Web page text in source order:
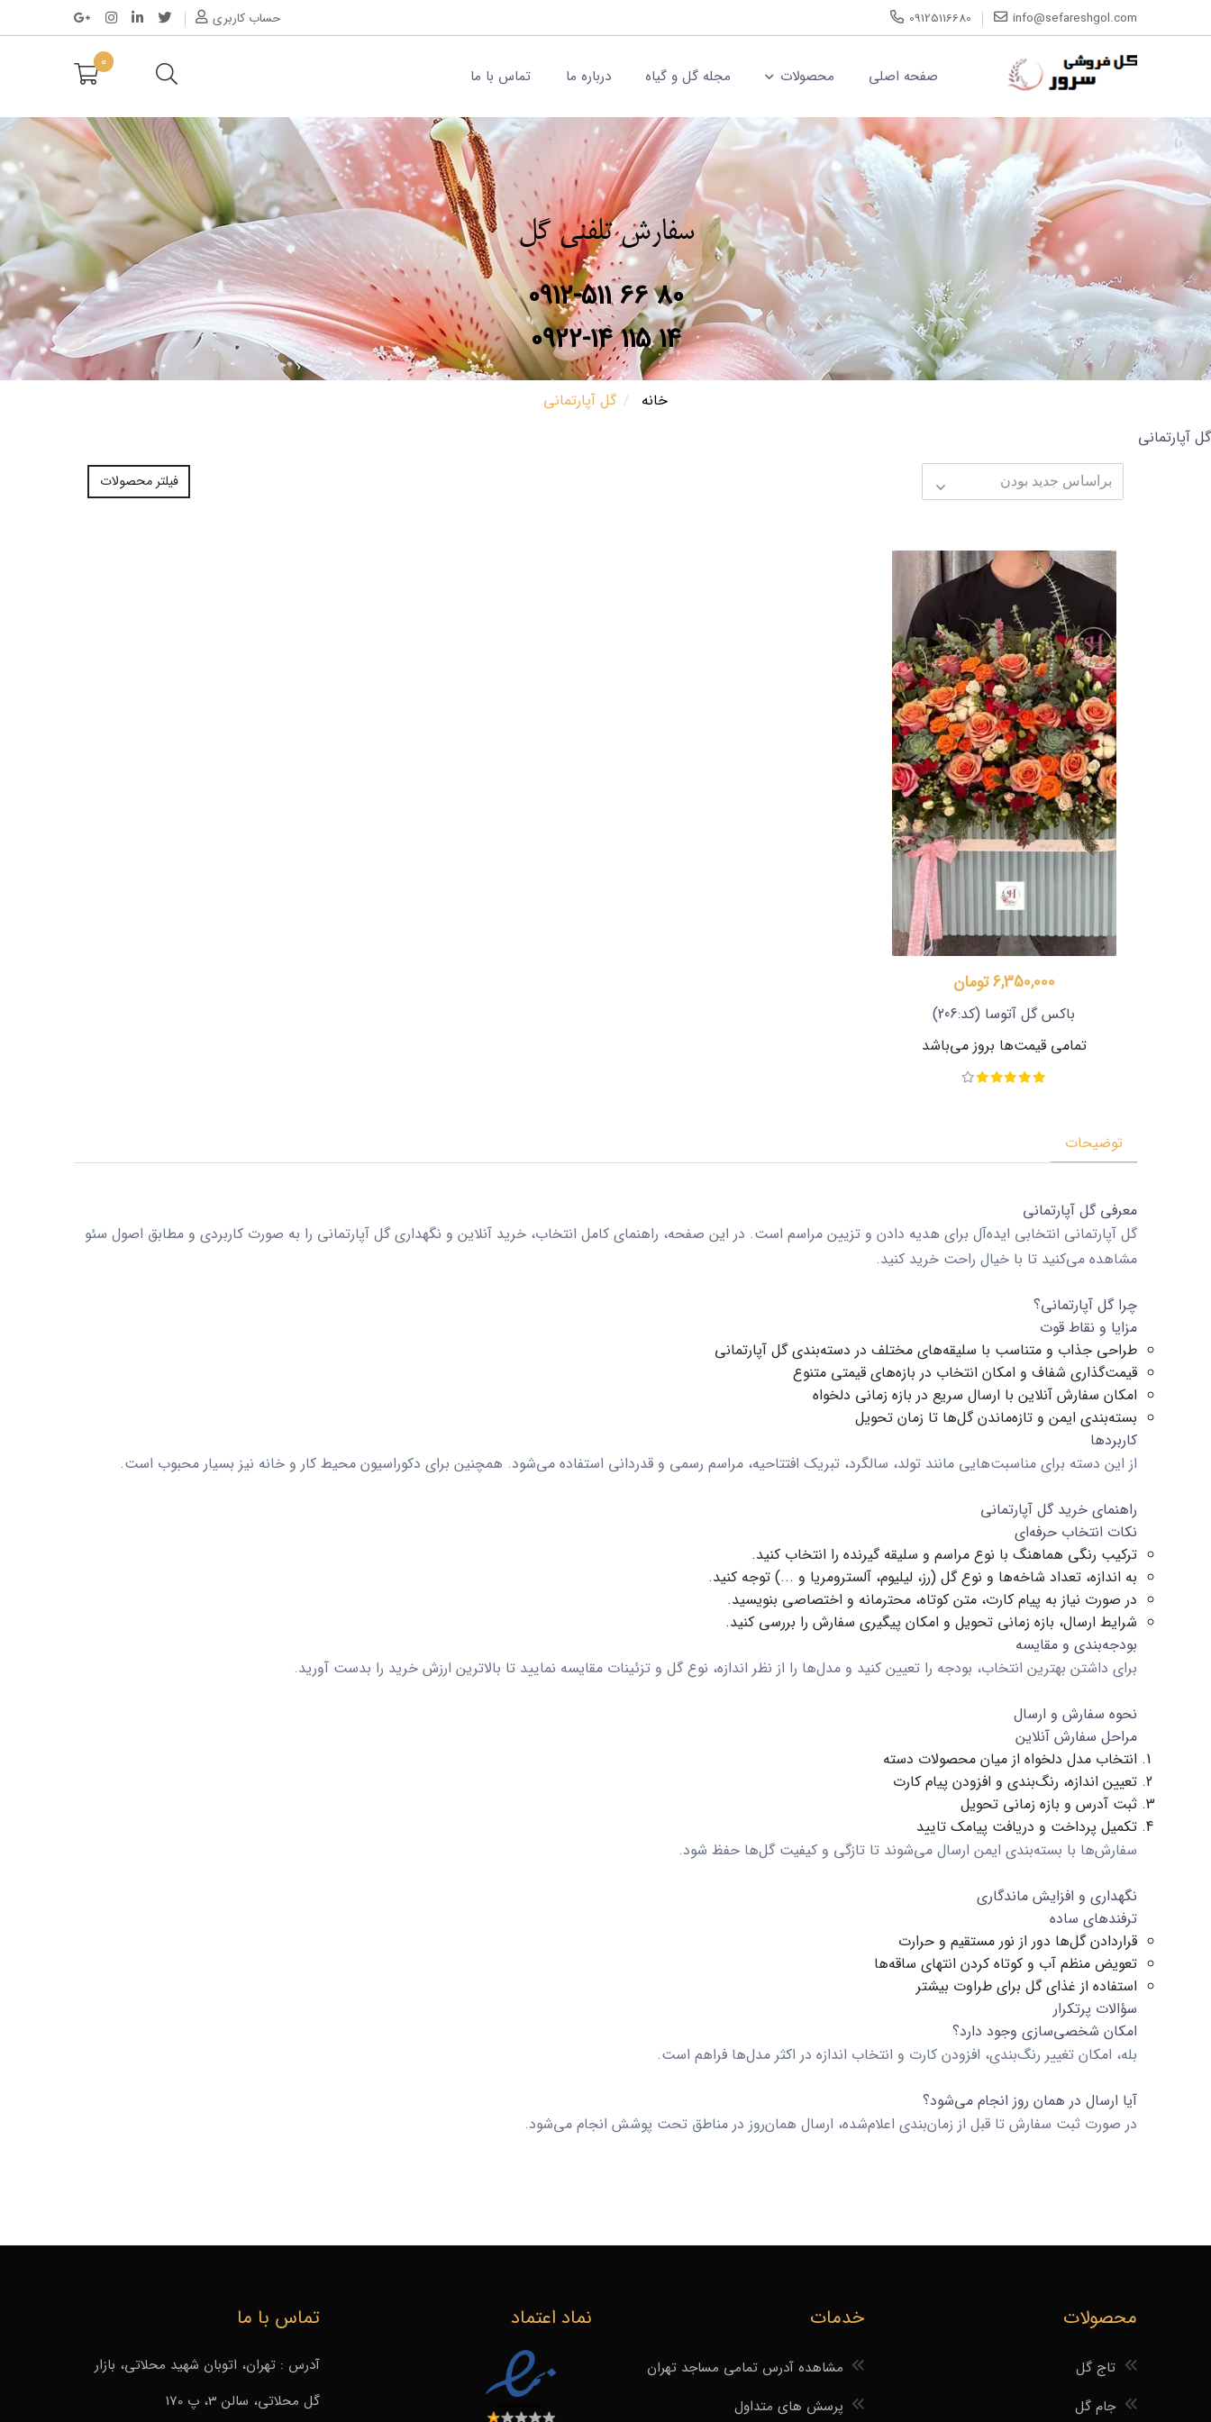
info@sefareshgol.com
09125116680 حساب کاربری
صفحه اصلی محصولات مجله گل و گیاه درباره ما تماس با ما
0
سفارش تلفنی گل
0912-511 66 80
0922-14 115 14
خانه
گل آپارتمانی
گل آپارتمانی
فیلتر محصولات
6,350,000 تومان
باکس گل آتوسا (کد:206)
تمامی قیمت‌ها بروز می‌باشد
توضیحات
معرفی گل آپارتمانی
گل آپارتمانی انتخابی ایده‌آل برای هدیه دادن و تزیین مراسم است. در این صفحه، راهنمای کامل انتخاب، خرید آنلاین و نگهداری گل آپارتمانی را به صورت کاربردی و مطابق اصول سئو
مشاهده می‌کنید تا با خیال راحت خرید کنید.
چرا گل آپارتمانی؟
مزایا و نقاط قوت
طراحی جذاب و متناسب با سلیقه‌های مختلف در دسته‌بندی گل آپارتمانی
قیمت‌گذاری شفاف و امکان انتخاب در بازه‌های قیمتی متنوع
امکان سفارش آنلاین با ارسال سریع در بازه زمانی دلخواه
بسته‌بندی ایمن و تازه‌ماندن گل‌ها تا زمان تحویل
کاربردها
از این دسته برای مناسبت‌هایی مانند تولد، سالگرد، تبریک افتتاحیه، مراسم رسمی و قدردانی استفاده می‌شود. همچنین برای دکوراسیون محیط کار و خانه نیز بسیار محبوب است.
راهنمای خرید گل آپارتمانی
نکات انتخاب حرفه‌ای
ترکیب رنگی هماهنگ با نوع مراسم و سلیقه گیرنده را انتخاب کنید.
به اندازه، تعداد شاخه‌ها و نوع گل (رز، لیلیوم، آلسترومریا و ...) توجه کنید.
در صورت نیاز به پیام کارت، متن کوتاه، محترمانه و اختصاصی بنویسید.
شرایط ارسال، بازه زمانی تحویل و امکان پیگیری سفارش را بررسی کنید.
بودجه‌بندی و مقایسه
برای داشتن بهترین انتخاب، بودجه را تعیین کنید و مدل‌ها را از نظر اندازه، نوع گل و تزئینات مقایسه نمایید تا بالاترین ارزش خرید را بدست آورید.
نحوه سفارش و ارسال
مراحل سفارش آنلاین
انتخاب مدل دلخواه از میان محصولات دسته
تعیین اندازه، رنگ‌بندی و افزودن پیام کارت
ثبت آدرس و بازه زمانی تحویل
تکمیل پرداخت و دریافت پیامک تایید
سفارش‌ها با بسته‌بندی ایمن ارسال می‌شوند تا تازگی و کیفیت گل‌ها حفظ شود.
نگهداری و افزایش ماندگاری
ترفندهای ساده
قراردادن گل‌ها دور از نور مستقیم و حرارت
تعویض منظم آب و کوتاه کردن انتهای ساقه‌ها
استفاده از غذای گل برای طراوت بیشتر
سؤالات پرتکرار
امکان شخصی‌سازی وجود دارد؟
بله، امکان تغییر رنگ‌بندی، افزودن کارت و انتخاب اندازه در اکثر مدل‌ها فراهم است.
آیا ارسال در همان روز انجام می‌شود؟
در صورت ثبت سفارش تا قبل از زمان‌بندی اعلام‌شده، ارسال همان‌روز در مناطق تحت پوشش انجام می‌شود.
محصولات
تاج گل
جام گل
خدمات
مشاهده آدرس تمامی مساجد تهران
پرسش های متداول
نماد اعتماد تماس با ما
آدرس : تهران، اتوبان شهید محلاتی، بازار
گل محلاتی، سالن 3، پ 170